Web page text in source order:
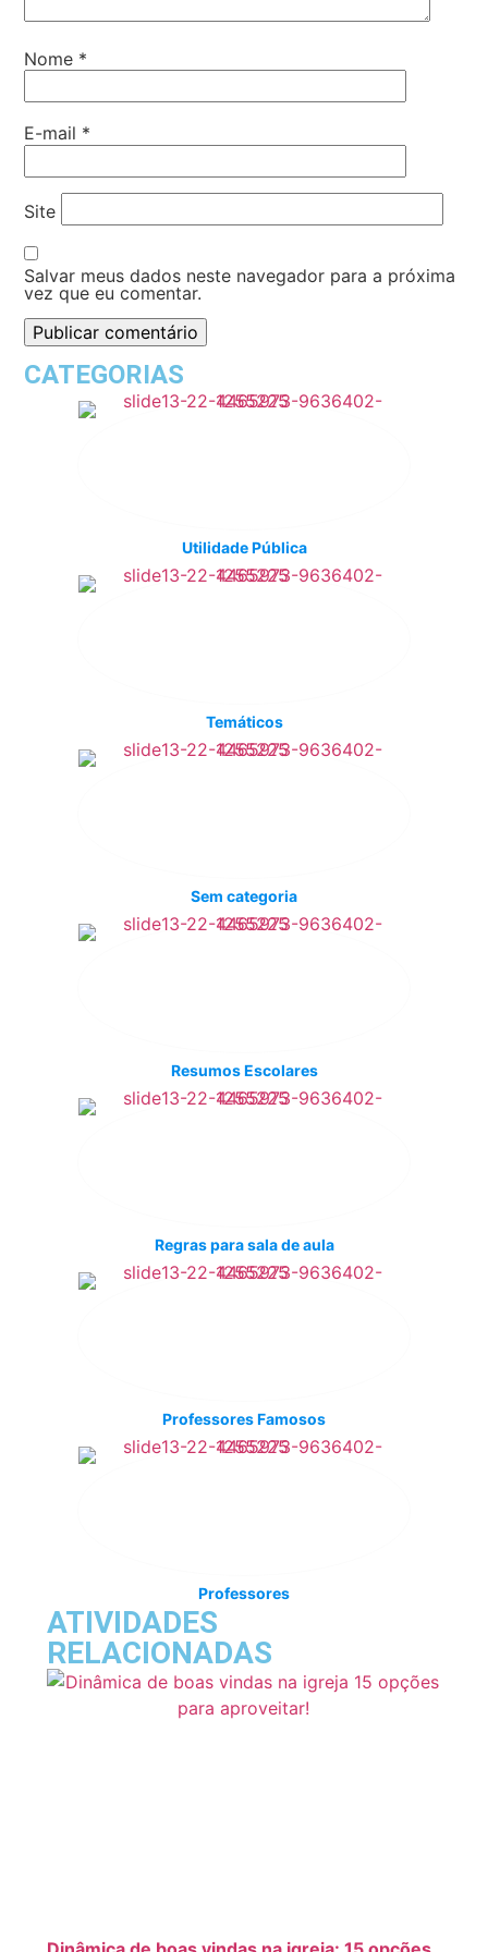
Nome *
E-mail *
Site
Salvar meus dados neste navegador para a próxima
vez que eu comentar.
CATEGORIAS
Utilidade Pública
Temáticos
Sem categoria
Resumos Escolares
Regras para sala de aula
Professores Famosos
Professores
ATIVIDADES
RELACIONADAS